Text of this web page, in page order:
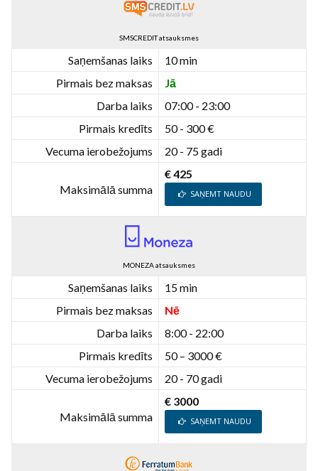
SMSCREDIT atsauksmes
Saņemšanas laiks
10 min
Pirmais bez maksas
Jā
Darba laiks
07:00 - 23:00
Pirmais kredīts
50 - 300 €
Vecuma ierobežojums
20 - 75 gadi
Maksimālā summa
€ 425
SAŅEMT NAUDU
MONEZA atsauksmes
Saņemšanas laiks
15 min
Pirmais bez maksas
Nē
Darba laiks
8:00 - 22:00
Pirmais kredīts
50 – 3000 €
Vecuma ierobežojums
20 - 70 gadi
Maksimālā summa
€ 3000
SAŅEMT NAUDU